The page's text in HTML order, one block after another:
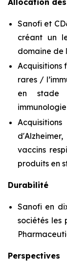
Sanofi et
créant un
domaine de
Acquisitions
rares /
en stade
immunologie
vaccins
produits en
Durabilité
Sanofi en
sociétés les
Perspectives